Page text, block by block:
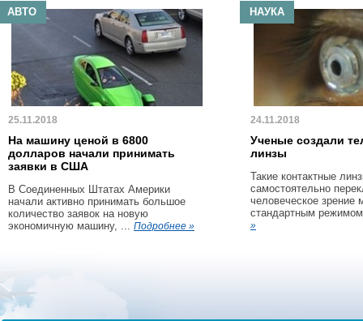
АВТО
25.11.2018
На машину ценой в 6800
долларов начали принимать
заявки в США
В Соединенных Штатах Америки
начали активно принимать большое
количество заявок на новую
экономичную машину, ... Подробнее »
НАУКА
24.11.2018
Ученые создали
линзы
Такие контактные
самостоятельно
человеческое зрение
стандартным
»